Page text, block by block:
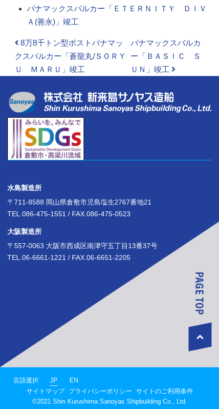
パナマックスバルカー「ＥＴＥＲＮＩＴＹ ＤＩＶ
Ａ(善永)」竣工
投稿ナビゲーション
8万8千トン型ポストパナマッ
クスバルカー「蒼龍丸/ＳＯＲＹ
Ｕ ＭＡＲＵ」竣工
パナマックスバルカ
ー「ＢＡＳＩＣ Ｓ
ＵＮ」竣工
水島製造所
〒711-8588 岡山県倉敷市児島塩生2767番地21
TEL.086-475-1551 / FAX.086-475-0523
大阪製造所
〒557-0063 大阪市西成区南津守五丁目13番37号
TEL.06-6661-1221 / FAX.06-6651-2205
言語選択 JP
EN
サイトマップ
プライバシーポリシー サイトのご利用条件
©2021 Shin Kurushima Sanoyas Shipbuilding Co., Ltd.